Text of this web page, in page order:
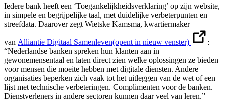
Iedere bank heeft een ‘Toegankelijkheidsverklaring’ op zijn website,
in simpele en begrijpelijke taal, met duidelijke verbeterpunten en
streefdata. Daarover zegt Wietske Kamsma, kwartiermaker
van Alliantie Digitaal Samenleven(opent in nieuw venster)
:
“Nederlandse banken spreken hun klanten aan in
gewonemensentaal en laten direct zien welke oplossingen ze bieden
voor mensen die moeite hebben met digitale diensten. Andere
organisaties beperken zich vaak tot het uitleggen van de wet of een
lijst met technische verbeteringen. Complimenten voor de banken.
Dienstverleners in andere sectoren kunnen daar veel van leren.”